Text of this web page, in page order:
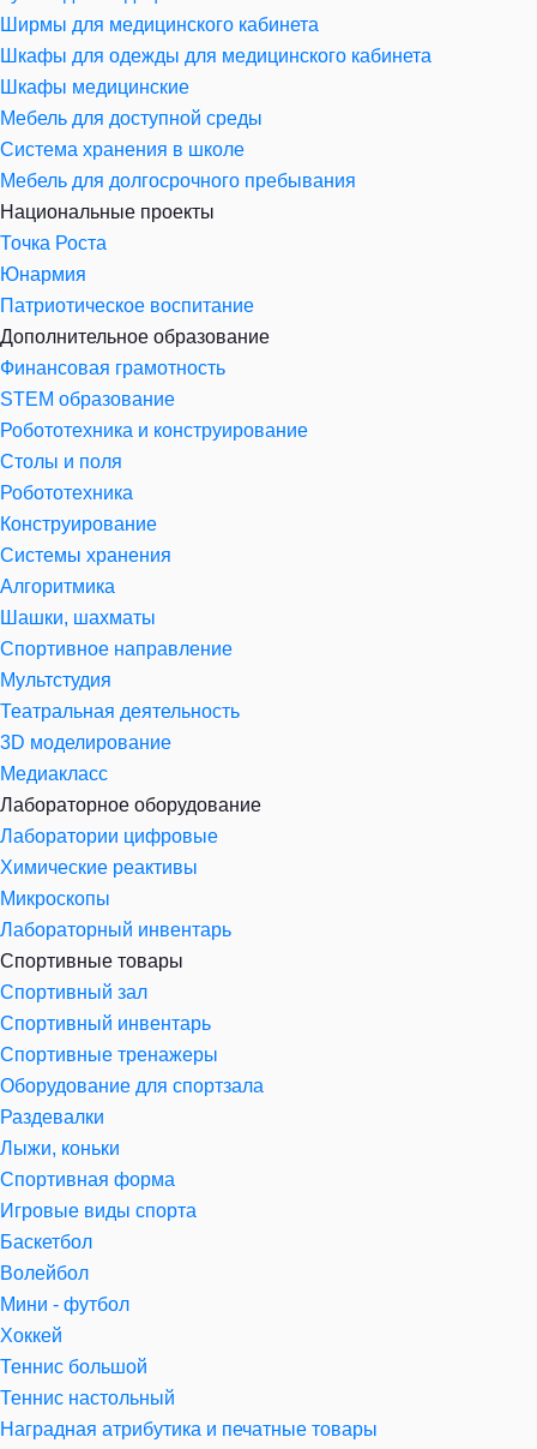
Ширмы для медицинского кабинета
Шкафы для одежды для медицинского кабинета
Шкафы медицинские
Мебель для доступной среды
Система хранения в школе
Мебель для долгосрочного пребывания
Национальные проекты
Точка Роста
Юнармия
Патриотическое воспитание
Дополнительное образование
Финансовая грамотность
STEM образование
Робототехника и конструирование
Столы и поля
Робототехника
Конструирование
Системы хранения
Алгоритмика
Шашки, шахматы
Спортивное направление
Мультстудия
Театральная деятельность
3D моделирование
Медиакласс
Лабораторное оборудование
Лаборатории цифровые
Химические реактивы
Микроскопы
Лабораторный инвентарь
Спортивные товары
Спортивный зал
Спортивный инвентарь
Спортивные тренажеры
Оборудование для спортзала
Раздевалки
Лыжи, коньки
Спортивная форма
Игровые виды спорта
Баскетбол
Волейбол
Мини - футбол
Хоккей
Теннис большой
Теннис настольный
Наградная атрибутика и печатные товары